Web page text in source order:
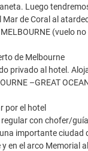
Luego
de Coral al
(vuelo
de Melbourne
privado al hotel.
–GREAT
por el hotel
con chofer/
importante
en el arco Memorial